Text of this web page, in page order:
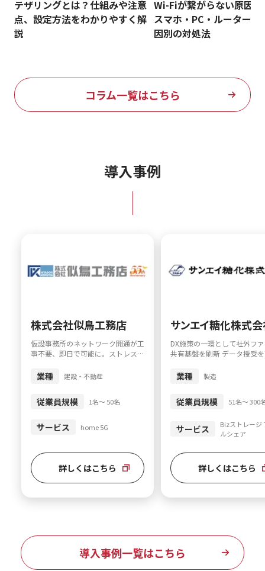
テザリングとは？仕組みや注意
点、設定方法をわかりやすく解
説
Wi-Fiが繋がらない原因
スマホ・PC・ルーターな
因別の対処法
コラム一覧はこちら
導入事例
株式会社似鳥工務店
仮設事務所のネットワーク開通が工
事不要、即日で可能に。ストレスの
を効率化
業種 建設・不動産
従業員規模 1名～ 50名
サービス home 5G
詳しくはこちら
サンエイ糖化株式
DX施策の一環として社外フ
共有基盤を刷新 データ授受
業種 製造
従業員規模 51名～ 300
サービス
Bizストレージ
ルシェア
詳しくはこちら
導入事例一覧はこちら